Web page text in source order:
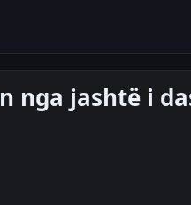
nga jashtë i